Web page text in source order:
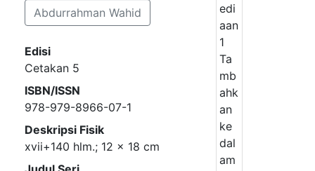
Abdurrahman Wahid
Edisi
Cetakan 5
ISBN/ISSN
978-979-8966-07-1
Deskripsi Fisik
xvii+140 hlm.; 12 x 18 cm
edi
aan
1
Ta
mb
ahk
an
ke
dal
am